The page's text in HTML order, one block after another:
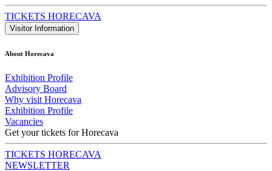
TICKETS HORECAVA
Visitor Information
About Horecava
Exhibition Profile
Advisory Board
Why visit Horecava
Exhibition Profile
Vacancies
Get your tickets for Horecava
TICKETS HORECAVA
NEWSLETTER